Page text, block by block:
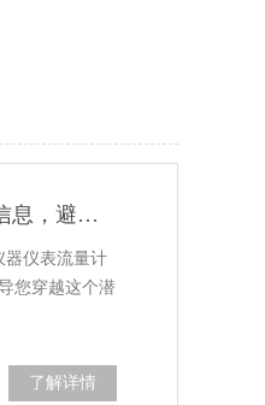
流量计厂家来告诉您选择流量计的6条提示性信息，避免踩坑！
器仪表流量计
您穿越这个潜
了解详情